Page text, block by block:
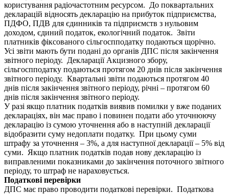
користування радіочастотним ресурсом. До поквартальних
декларацій відносять декларацію на прибуток підприємства,
ПДФО, ПДВ для єдинників та підприємств з нульовим
доходом, єдиний податок, екологічний податок. Звіти
платників фіксованого сільгоспподатку подаються щорічно.
Усі звіти мають бути подані до органів ДПС після закінчення
звітного періоду. Декларації Акцизного збору,
сільгоспподатку подаються протягом 20 днів після закінчення
звітного періоду. Квартальні звіти подаються протягом 40
днів після закінчення звітного періоду, річні – протягом 60
днів після закінчення звітного періоду.
У разі якщо платник податків виявив помилки у вже поданих
деклараціях, він має право і повинен подати або уточнюючу
декларацію із сумою уточнення або в наступній декларації
відобразити суму недоплати податку. При цьому суми
штрафу за уточнення – 3%, а для наступної декларації – 5% від
суми. Якщо платник податків подав нову декларацію із
виправленими показниками до закінчення поточного звітного
періоду, то штраф не нараховується.
Податкові перевірки
ДПС має право проводити податкові перевірки. Податкова